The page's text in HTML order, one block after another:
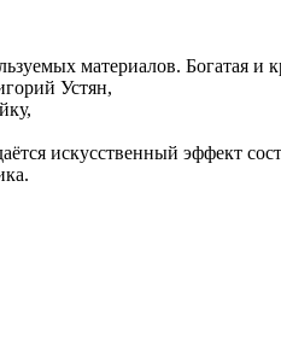
материалов. Богатая и
Устян,
искусственный эффект